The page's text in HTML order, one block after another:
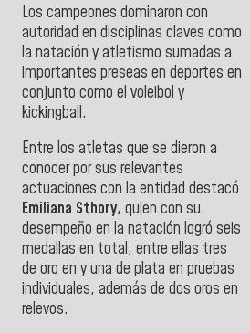
Los campeones dominaron con
autoridad en disciplinas claves como
la natación y atletismo sumadas a
importantes preseas en deportes en
conjunto como el voleibol y
kickingball.
Entre los atletas que se dieron a
conocer por sus relevantes
actuaciones con la entidad destacó
Emiliana Sthory, quien con su
desempeño en la natación logró seis
medallas en total, entre ellas tres
de oro en y una de plata en pruebas
individuales, además de dos oros en
relevos.